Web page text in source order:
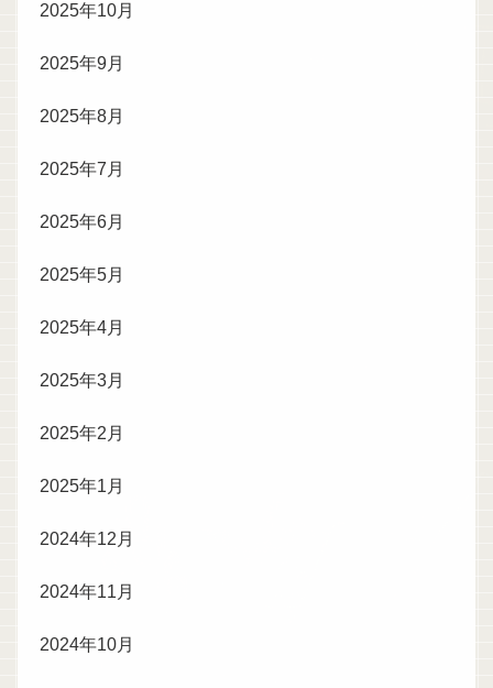
2025年10月
2025年9月
2025年8月
2025年7月
2025年6月
2025年5月
2025年4月
2025年3月
2025年2月
2025年1月
2024年12月
2024年11月
2024年10月